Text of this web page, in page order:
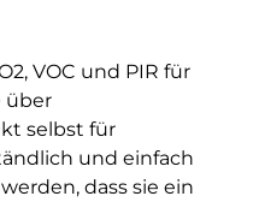
VOC und PIR für
über
selbst für
und einfach
dass sie ein